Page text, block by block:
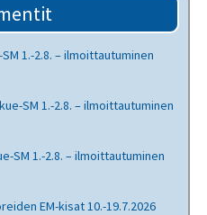
1.-2.8. – ilmoittautuminen
SM 1.-2.8. – ilmoittautuminen
SM 1.-2.8. – ilmoittautuminen
EM-kisat 10.-19.7.2026